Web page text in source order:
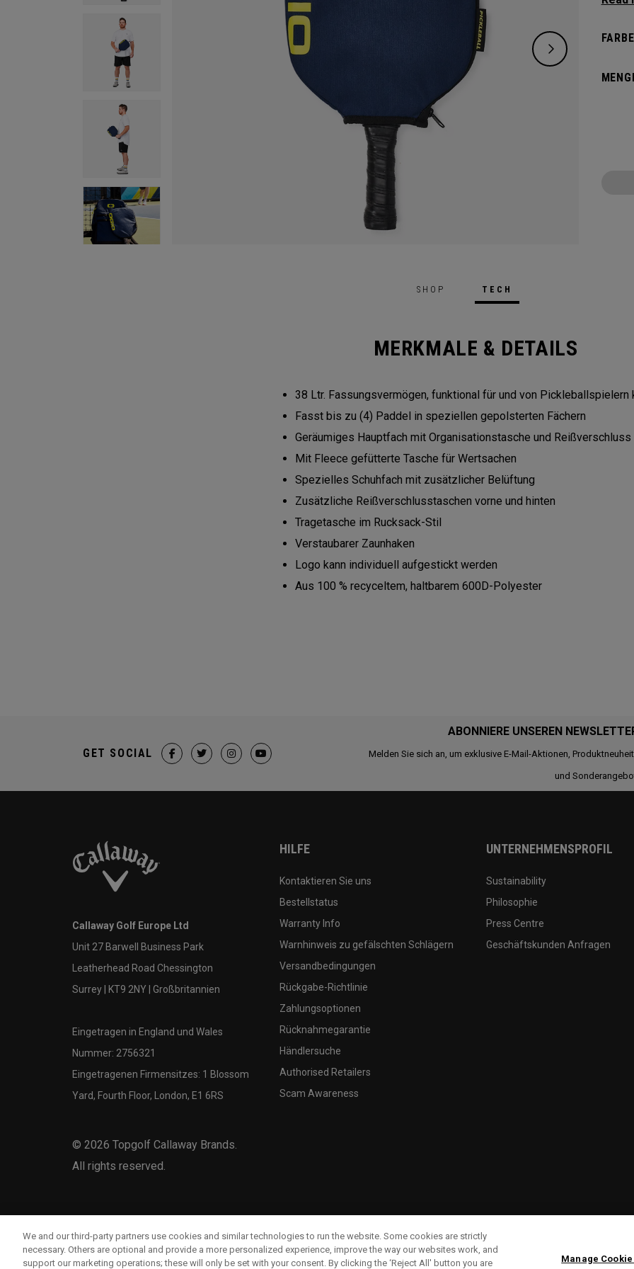
SHOP TECH
MERKMALE & DETAILS
38 Ltr. Fassungsvermögen, funktional für und von Pickleballspielern
Fasst bis zu (4) Paddel in speziellen gepolsterten Fächern
Geräumiges Hauptfach mit Organisationstasche und Reißverschluss
Mit Fleece gefütterte Tasche für Wertsachen
Spezielles Schuhfach mit zusätzlicher Belüftung
Zusätzliche Reißverschlusstaschen vorne und hinten
Tragetasche im Rucksack-Stil
Verstaubarer Zaunhaken
Logo kann individuell aufgestickt werden
Aus 100 % recyceltem, haltbarem 600D-Polyester
ABONNIERE UNSEREN
Melden Sie sich an, um exklusive E-Mail-Aktionen,
und
GET SOCIAL
Callaway Golf Europe Ltd
Unit 27 Barwell Business Park
Leatherhead Road Chessington
Surrey | KT9 2NY | Großbritannien
Eingetragen in England und Wales
Nummer: 2756321
Eingetragenen Firmensitzes: 1 Blossom
Yard, Fourth Floor, London, E1 6RS
© 2026 Topgolf Callaway Brands.
All rights reserved.
HILFE
Kontaktieren Sie uns
Bestellstatus
Warranty Info
Warnhinweis zu gefälschten Schlägern
Versandbedingungen
Rückgabe-Richtlinie
Zahlungsoptionen
Rücknahmegarantie
Händlersuche
Authorised Retailers
Scam Awareness
UNTERNEHMENSPROFIL
Sustainability
Philosophie
Press Centre
Geschäftskunden Anfragen
We and our third-party partners use cookies and similar technologies to run the website. Some cookies are strictly
necessary. Others are optional and provide a more personalized experience, improve the way our websites work, and
support our marketing operations; these will only be set with your consent. By clicking the ‘Reject All' button you are
Manage